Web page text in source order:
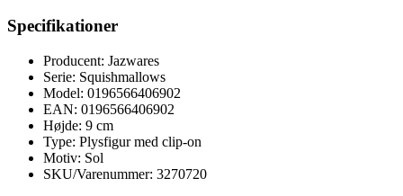
Specifikationer
Producent: Jazwares
Serie: Squishmallows
Model: 0196566406902
EAN: 0196566406902
Højde: 9 cm
Type: Plysfigur med clip-on
Motiv: Sol
SKU/Varenummer: 3270720